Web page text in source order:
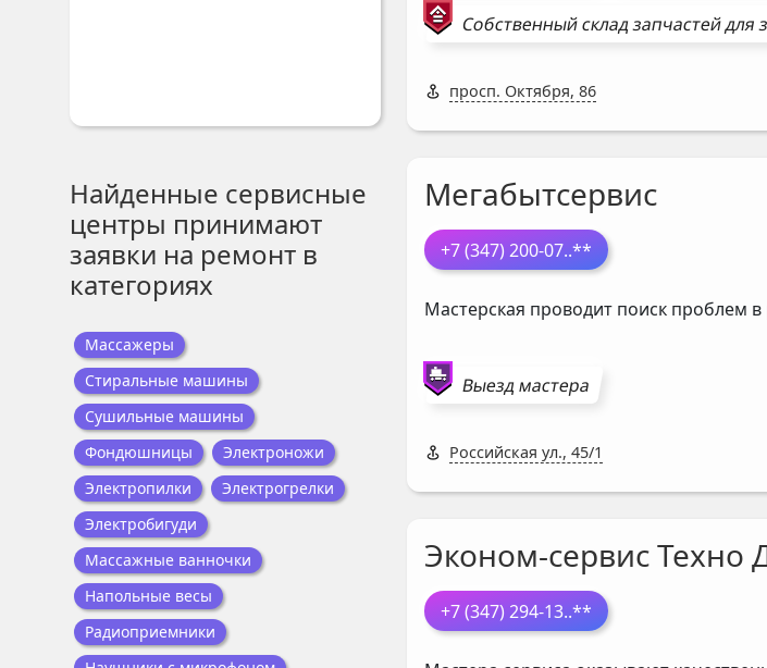
Найденные сервисные
центры принимают
заявки на ремонт в
категориях
Массажеры
Стиральные машины
Сушильные машины
Фондюшницы
Электроножи
Электропилки
Электрогрелки
Электробигуди
Массажные ванночки
Напольные весы
Радиоприемники
Собственный склад запчастей для
просп. Октября, 86
Мегабытсервис
+7 (347) 200-07..**
Мастерская проводит поиск проблем
Выезд мастера
Российская ул., 45/1
Эконом-сервис Техно
+7 (347) 294-13..**